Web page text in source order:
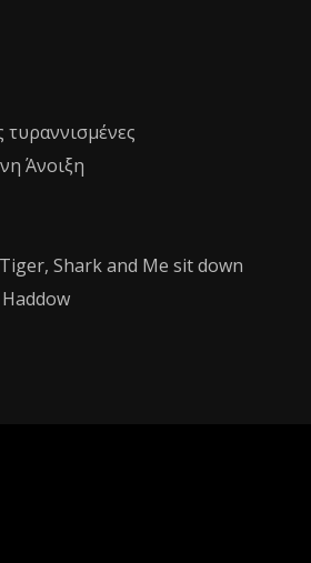
τυραννισμένες
Άνοιξη
Shark and Me sit down